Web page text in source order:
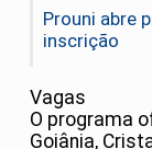
Prouni abre
inscrição
Vagas
O programa
Goiânia,